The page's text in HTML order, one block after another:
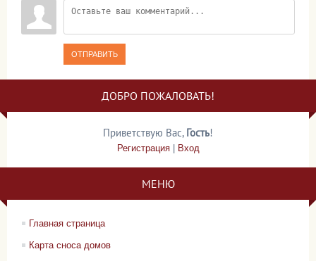
ОТПРАВИТЬ
ДОБРО ПОЖАЛОВАТЬ!
Приветствую Вас, Гость!
Регистрация| Вход
МЕНЮ
Главная страница
Карта сноса домов